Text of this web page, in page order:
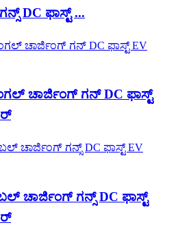
DC ಫಾಸ್ಟ್ ...
ಚಾರ್ಜಿಂಗ್ ಗನ್ DC ಫಾಸ್ಟ್
ಚಾರ್ಜಿಂಗ್ ಗನ್ಸ್ DC ಫಾಸ್ಟ್